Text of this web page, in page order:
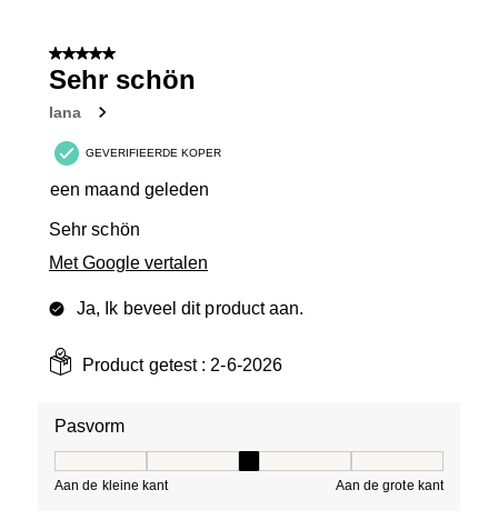
5 van 5 sterren.
Sehr schön
Iana
GEVERIFIEERDE KOPER
een maand geleden
Sehr schön
Met Google vertalen
Ja, Ik beveel dit product aan.
Product getest :2-6-2026
Pasvorm
Aan de kleine kant Aan de grote kant